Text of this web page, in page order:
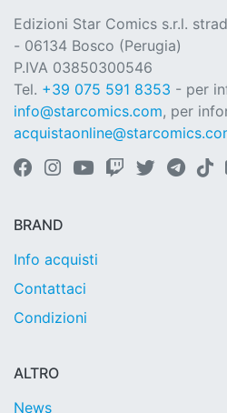
Edizioni Star Comics s.r.l.
- 06134 Bosco (Perugia)
P.IVA 03850300546
Tel. +39 075 591 8353 - per
info@starcomics.com, per
BRAND
Info acquisti
Contattaci
Condizioni
ALTRO
News